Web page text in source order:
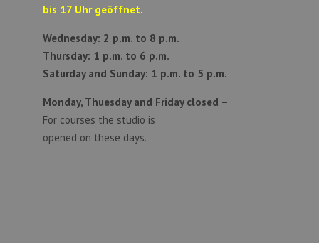
bis 17 Uhr geöffnet.
Wednesday: 2 p.m. to 8 p.m.
Thursday: 1 p.m. to 6 p.m.
Saturday and Sunday: 1 p.m. to 5 p.m.
Monday, Thuesday and Friday closed –
For courses the studio is
opened on these days.